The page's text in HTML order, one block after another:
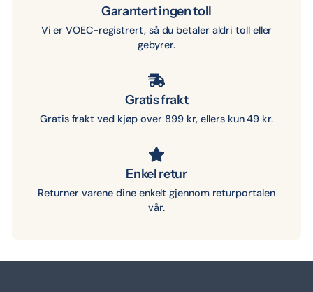
Garantert ingen toll
Vi er VOEC-registrert, så du betaler aldri toll eller
gebyrer.
Gratis frakt
Gratis frakt ved kjøp over 899 kr, ellers kun 49 kr.
Enkel retur
Returner varene dine enkelt gjennom returportalen
vår.